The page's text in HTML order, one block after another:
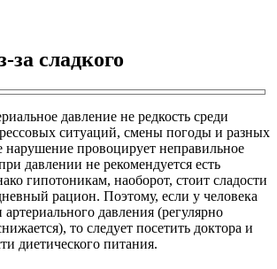
за сладкого
давление не редкость среди
ситуаций, смены погоды и разных
нарушение провоцирует неправильное
давлении не рекомендуется есть
гипотоникам, наоборот, стоит сладости
рацион. Поэтому, если у человека
давления (регулярно
то следует посетить доктора и
диетического питания.